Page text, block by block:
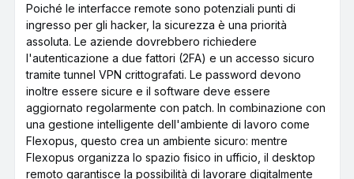
Poiché le interfacce remote sono potenziali punti di
ingresso per gli hacker, la sicurezza è una priorità
assoluta. Le aziende dovrebbero richiedere
l'autenticazione a due fattori (2FA) e un accesso sicuro
tramite tunnel VPN crittografati. Le password devono
inoltre essere sicure e il software deve essere
aggiornato regolarmente con patch. In combinazione con
una gestione intelligente dell'ambiente di lavoro come
Flexopus, questo crea un ambiente sicuro: mentre
Flexopus organizza lo spazio fisico in ufficio, il desktop
remoto garantisce la possibilità di lavorare digitalmente